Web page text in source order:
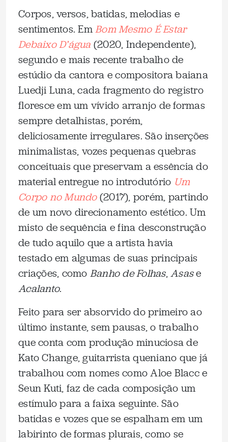
Corpos, versos, batidas, melodias e
sentimentos. EmBom Mesmo É Estar
Debaixo D’água (2020, Independente),
segundo e mais recente trabalho de
estúdio da cantora e compositora baiana
Luedji Luna, cada fragmento do registro
floresce em um vívido arranjo de formas
sempre detalhistas, porém,
deliciosamente irregulares. São inserções
minimalistas, vozes pequenas quebras
conceituais que preservam a essência do
material entregue no introdutório Um
Corpo no Mundo(2017), porém, partindo
de um novo direcionamento estético. Um
misto de sequência e fina desconstrução
de tudo aquilo que a artista havia
testado em algumas de suas principais
criações, como Banho de Folhas,Asase
Acalanto.
Feito para ser absorvido do primeiro ao
último instante, sem pausas, o trabalho
que conta com produção minuciosa de
Kato Change, guitarrista queniano que já
trabalhou com nomes como Aloe Blacc e
Seun Kuti, faz de cada composição um
estímulo para a faixa seguinte. São
batidas e vozes que se espalham em um
labirinto de formas plurais, como se